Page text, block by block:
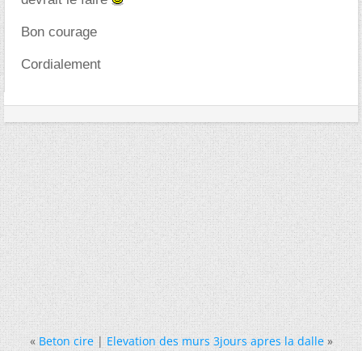
Bon courage
Cordialement
« Beton cire|Elevation des murs 3jours apres la dalle »